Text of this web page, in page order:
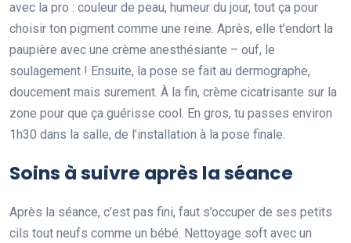
avec la pro : couleur de peau, humeur du jour, tout ça pour
choisir ton pigment comme une reine. Après, elle t’endort la
paupière avec une crème anesthésiante – ouf, le
soulagement ! Ensuite, la pose se fait au dermographe,
doucement mais surement. À la fin, crème cicatrisante sur la
zone pour que ça guérisse cool. En gros, tu passes environ
1h30 dans la salle, de l’installation à la pose finale.
Soins à suivre après la séance
Après la séance, c’est pas fini, faut s’occuper de ses petits
cils tout neufs comme un bébé. Nettoyage soft avec un